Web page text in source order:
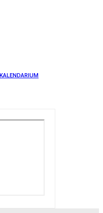
KALENDARIUM